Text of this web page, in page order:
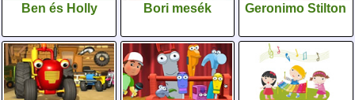
Ben és Holly Bori mesék Geronimo Stilton